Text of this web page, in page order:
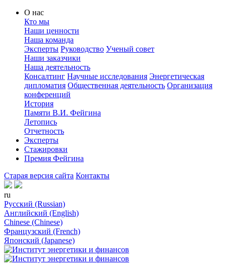
О нас
Кто мы
Наши ценности
Наша команда
Эксперты Руководство Ученый совет
Наши заказчики
Наша деятельность
Консалтинг Научные исследования Энергетическая
дипломатия Общественная деятельность Организация
конференций
История
Памяти В.И. Фейгина
Летопись
Отчетность
Эксперты
Стажировки
Премия Фейгина
Старая версия сайта Контакты
ru
Русский (Russian)
Английский (English)
Chinese (Chinese)
Французский (French)
Японский (Japanese)